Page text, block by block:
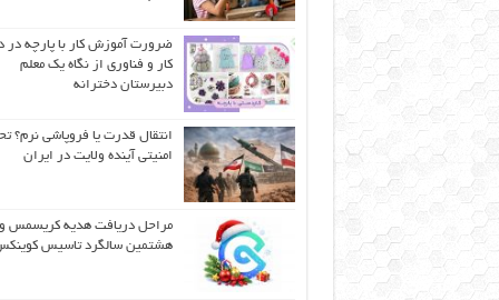
ضرورت آموزش کار با پارچه
کار و فناوری از نگاه یک معلم
دبیرستان دخترانه
انتقال قدرت یا فروپاشی نرم؟
امنیتی آینده ولایت در ایران
مراحل دریافت هدیه کریسمس و
هشتمین سالگرد تاسیس